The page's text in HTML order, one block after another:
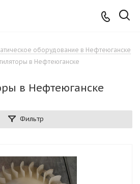
оборудование в Нефтеюганске
в Нефтеюганске
в Нефтеюганске
Фильтр